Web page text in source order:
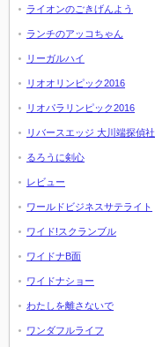
ライオンのごきげんよう
ランチのアッコちゃん
リーガルハイ
リオオリンピック2016
リオパラリンピック2016
リバースエッジ 大川端探偵社
るろうに剣心
レビュー
ワールドビジネスサテライト
ワイド!スクランブル
ワイドナB面
ワイドナショー
わたしを離さないで
ワンダフルライフ